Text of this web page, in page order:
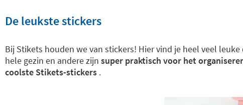
De leukste stickers
Bij Stikets houden we van stickers! Hier vind je heel veel
hele gezin en andere zijn super praktisch voor het
coolste Stikets-stickers .